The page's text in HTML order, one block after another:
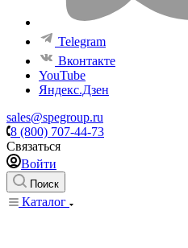
Telegram
Вконтакте
YouTube
Яндекс.Дзен
sales@spegroup.ru
8 (800) 707-44-73
Связаться
Войти
Поиск
Каталог